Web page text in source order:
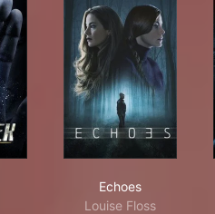
Echoes
Louise Floss